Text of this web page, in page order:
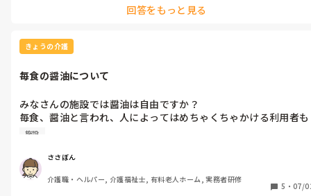
回答をもっと見る
きょうの介護
毎食の醤油について
みなさんの施設では醤油は自由ですか？
毎食、醤油と言われ、人によってはめちゃくちゃかける利用者も
います。
す。
なんだかなーって思います
施設
ささぼん
介護職・ヘルパー, 介護福祉士, 有料老人ホーム, 実務者研修
5 ・ 07/